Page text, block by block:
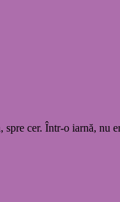
spre cer. Într-o iarnă, nu